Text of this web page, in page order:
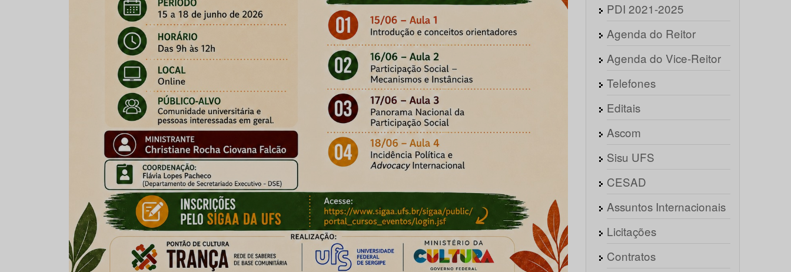
PDI 2021-2025
Agenda do Reitor
Agenda do Vice-Reitor
Telefones
Editais
Ascom
Sisu UFS
CESAD
Assuntos Internacionais
Licitações
Contratos